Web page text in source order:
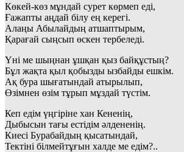
Көкей-көз мұндай сурет көрмеп еді,
Ғажапты аңдай білу ең керегі.
Алаңы Абылайдың атшаптырым,
Қарағай сыңсып өскен тербеледі.
Үні ме шыңнан ұшқан қыз байқұстың?
Бұл жақта қыл қобызды ызбайды ешкім.
Ақ бура шығатындай атырылып,
Өзімнен өзім тұрып мұздай түстім.
Кеп едім үңгіріне хан Кененің,
Дыбысын тағы естідім әлдененің.
Киесі Бурабайдың қысатындай,
Тектіні білмейтұғын халде ме едім?..